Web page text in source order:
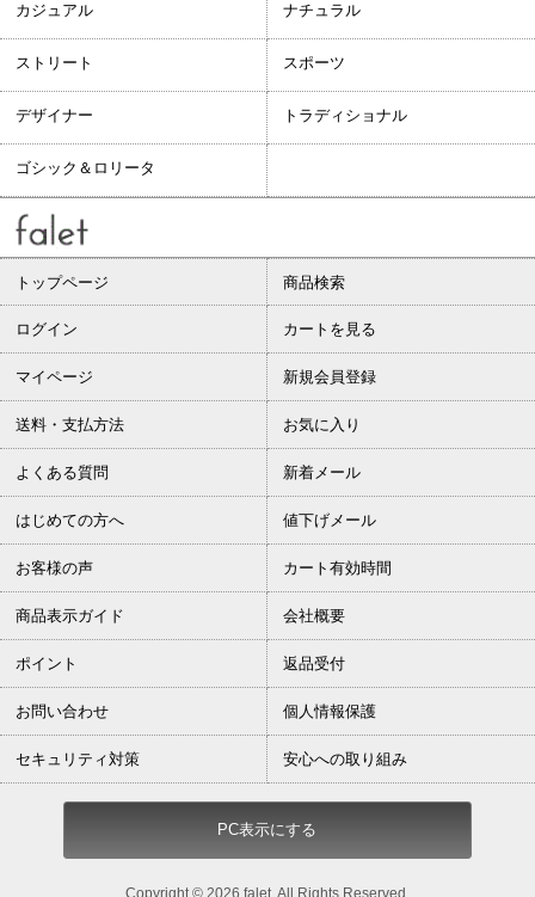
カジュアル ナチュラル
ストリート スポーツ
デザイナー トラディショナル
ゴシック＆ロリータ
トップページ 商品検索
ログイン カートを見る
マイページ 新規会員登録
送料・支払方法 お気に入り
よくある質問 新着メール
はじめての方へ 値下げメール
お客様の声 カート有効時間
商品表示ガイド 会社概要
ポイント 返品受付
お問い合わせ 個人情報保護
セキュリティ対策 安心への取り組み
PC表示にする
Copyright © 2026 falet. All Rights Reserved.